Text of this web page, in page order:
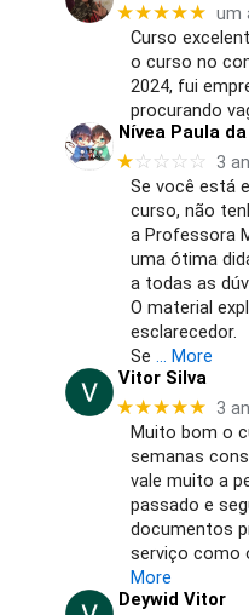
★★★★★ um
Curso
o curso no
2024, fui
procurando
Nívea Paula
★☆☆☆☆
3
Se você está
curso, não
a Professora
uma ótima
a todas as
O material
esclarecedor.
Se … More
Vitor Silva
★★★★★ 3
Muito bom o
semanas
vale muito a
passado e
documentos
serviço como
More
Deywid Vitor